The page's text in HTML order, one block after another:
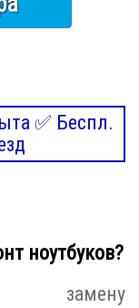
✅ Беспл.
ноутбуков?
замену